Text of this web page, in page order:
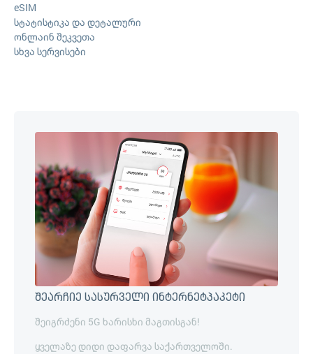
eSIM
სტატისტიკა და დეტალური
ონლაინ შეკვეთა
სხვა სერვისები
შეარჩიე სასურველი ინტერნეტპაკეტი
შეიგრძენი 5G ხარისხი მაგთისგან!
ყველაზე დიდი დაფარვა საქართველოში.